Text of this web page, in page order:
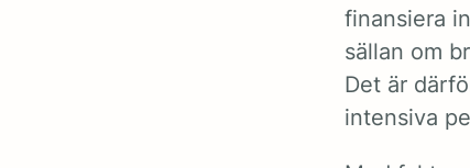
finansiera
sällan om
Det är
intensiva